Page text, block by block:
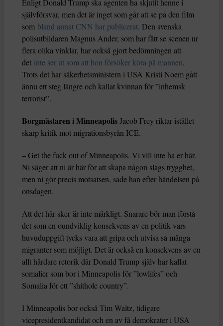
Enligt Donald Trump ska agenten ha skjutit henne i
självförsvar, men det är inget som går att se på den film
som bland annat CNN har publicerat. Den svenska
polisutbildaren Magnus Ander, som har fått se scenen ur
flera olika vinklar, har också gjort bedömningen att
det inte ser ut som att hon försöker köra på mannen.
Trots det har säkerhetsministern i USA Kristi Noem gått
ännu ett steg längre och kallat kvinnan för ”inhemsk
terrorist”.
Borgmästaren i MinneapolisJacob Frey riktar istället
skarp kritik mot migrationsbyrån ICE.
– Get the fuck out of Minneapolis. Vi vill inte ha er här.
Ni säger att ni är här för att skapa någon slags trygghet,
men ni gör precis motsatsen, sade han efter händelsen på
onsdagen.
Att det här sker är inte märkligt. Snarare bör man förstå
det som en oundviklig konsekvens av en politik vars
huvuduppgift tycks vara att gripa och utvisa så många
migranter som möjligt. Det är också en konsekvens av en
allt hårdare retorik där Donald Trump själv har kallat
somalier som bor i Minneapolis för ”lowlifes” och
Somalia för ett ”shithole country”.
I Minneapolis bor också Tim Waltz, tidigare
vicepresidentkandidat och en av få demokrater i USA